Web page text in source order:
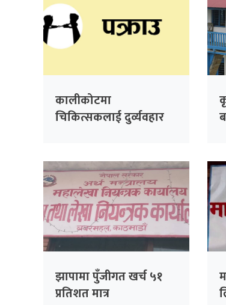
कालीकोटमा
चिकित्सकलाई दुर्व्यवहार
झापामा पुँजीगत खर्च ५१
प्रतिशत मात्र